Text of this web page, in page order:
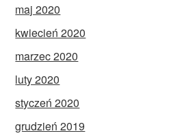
maj 2020
kwiecień 2020
marzec 2020
luty 2020
styczeń 2020
grudzień 2019